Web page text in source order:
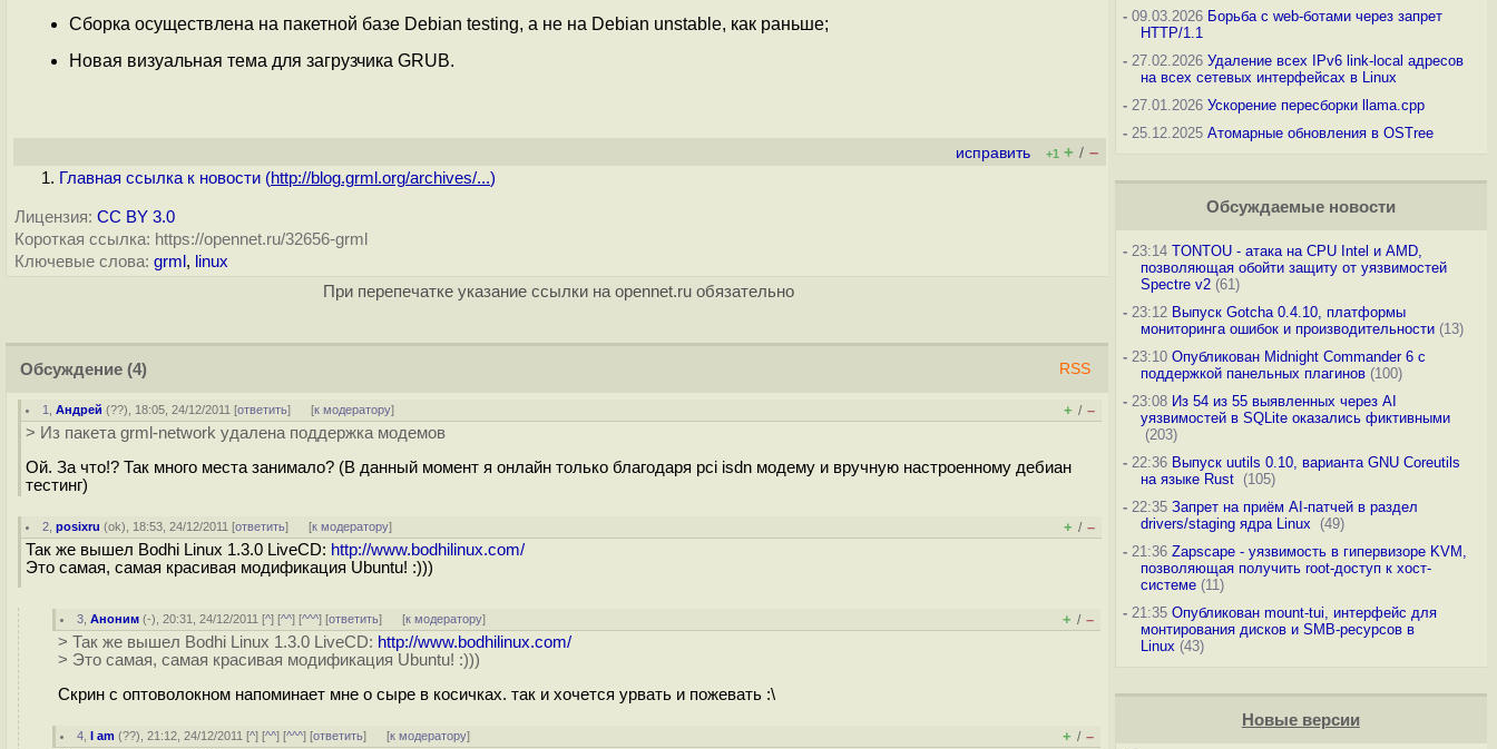
Сборка осуществлена на пакетной базе Debian testing, а не на Debian unstable, как раньше;
Новая визуальная тема для загрузчика GRUB.
исправить +1 + / –
Главная ссылка к новости (http://blog.grml.org/archives/...)
Лицензия: CC BY 3.0
Короткая ссылка: https://opennet.ru/32656-grml
Ключевые слова: grml , linux
При перепечатке указание ссылки на opennet.ru обязательно
Обсуждение (4) RSS
1 ,Андрей (??), 18:05, 24/12/2011 [ответить] [к модератору] + / –
> Из пакета grml-network удалена поддержка модемов
Ой. За что!? Так много места занимало? (В данный момент я онлайн только благодаря pci isdn модему и вручную настроенному дебиан
тестинг)
2 ,posixru (ok), 18:53, 24/12/2011 [ответить] [к модератору] + / –
Так же вышел Bodhi Linux 1.3.0 LiveCD: http://www.bodhilinux.com/
Это самая, самая красивая модификация Ubuntu! :)))
3 ,Аноним (-), 20:31, 24/12/2011 [^] [^^] [^^^] [ответить] [к модератору] + / –
> Так же вышел Bodhi Linux 1.3.0 LiveCD: http://www.bodhilinux.com/
> Это самая, самая красивая модификация Ubuntu! :)))
Скрин с оптоволокном напоминает мне о сыре в косичках. так и хочется урвать и пожевать :\
4 ,I am (??), 21:12, 24/12/2011 [^] [^^] [^^^] [ответить] [к модератору] + / –
-09.03.2026 Борьба с web-ботами через запрет
HTTP/1.1
-27.02.2026 Удаление всех IPv6 link-local адресов
на всех сетевых интерфейсах в Linux
-27.01.2026 Ускорение пересборки llama.cpp
-25.12.2025 Атомарные обновления в OSTree
Обсуждаемые новости
-23:14 TONTOU - атака на CPU Intel и AMD,
позволяющая обойти защиту от уязвимостей
Spectre v2(61)
-23:12 Выпуск Gotcha 0.4.10, платформы
мониторинга ошибок и производительности(13)
-23:10 Опубликован Midnight Commander 6 c
поддержкой панельных плагинов(100)
-23:08 Из 54 из 55 выявленных через AI
уязвимостей в SQLite оказались фиктивными
(203)
-22:36 Выпуск uutils 0.10, варианта GNU Coreutils
на языке Rust (105)
-22:35 Запрет на приём AI-патчей в раздел
drivers/staging ядра Linux
(49)
-21:36 Zapscape - уязвимость в гипервизоре KVM,
позволяющая получить root-доступ к хост-
системе(11)
-21:35 Опубликован mount-tui, интерфейс для
монтирования дисков и SMB-ресурсов в
Linux (43)
Новые версии